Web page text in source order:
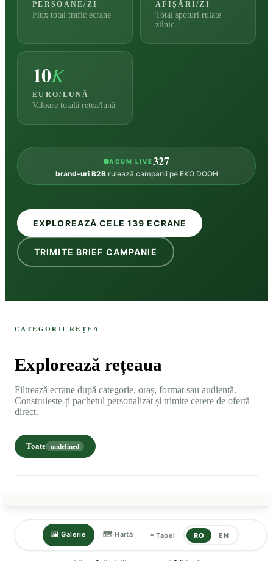
PERSOANE/ZI
Flux total trafic ecrane
AFIȘĂRI/ZI
Total spoturi rulate
zilnic
10K
EURO/LUNĂ
Valoare totală rețea/lună
ACUM LIVE327
brand-uri B2Brulează campanii pe EKO DOOH
EXPLOREAZĂ CELE 139 ECRANE
TRIMITE BRIEF CAMPANIE
CATEGORII REȚEA
Explorează rețeaua
Filtrează ecrane după categorie, oraș, format sau audiență.
Construiește-ți pachetul personalizat și trimite cerere de ofertă
direct.
Toate undefined
🖼 Galerie 🗺 Hartă ≡ Tabel RO EN